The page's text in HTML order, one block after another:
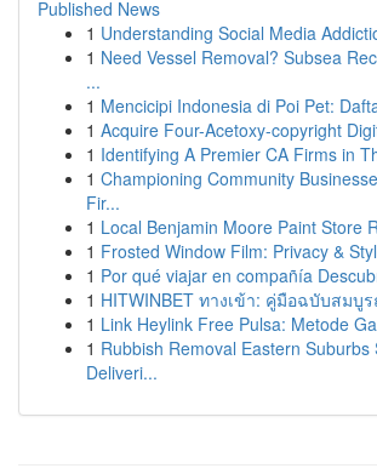
Published News
1 Understanding Social Media
1 Need Vessel Removal? Subsea
...
1 Mencicipi Indonesia di Poi Pet:
1 Acquire Four-Acetoxy-copyright
1 Identifying A Premier CA Firms in
1 Championing Community
Fir...
1 Local Benjamin Moore Paint Store
1 Frosted Window Film: Privacy &
1 Por qué viajar en compañía
1 HITWINBET ทางเข้า: คู่มือฉบับสมบู
1 Link Heylink Free Pulsa: Metode
1 Rubbish Removal Eastern Suburbs
Deliveri...